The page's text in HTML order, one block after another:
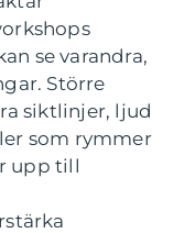
se varandra,
Större
siktlinjer, ljud
som rymmer
upp till